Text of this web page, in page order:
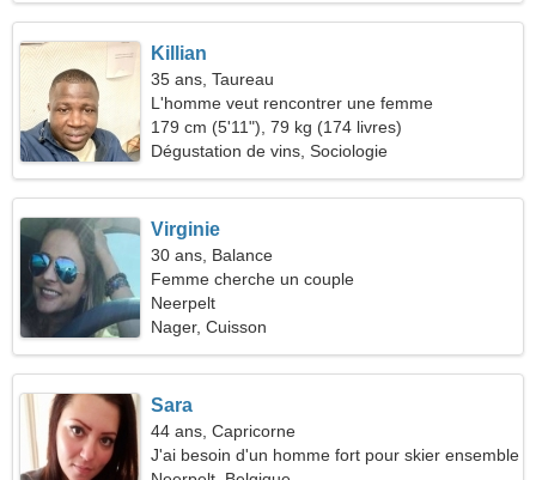
Killian
35 ans, Taureau
L'homme veut rencontrer une femme
179 cm (5'11"), 79 kg (174 livres)
Dégustation de vins, Sociologie
Virginie
30 ans, Balance
Femme cherche un couple
Neerpelt
Nager, Cuisson
Sara
44 ans, Capricorne
J'ai besoin d'un homme fort pour skier ensemble